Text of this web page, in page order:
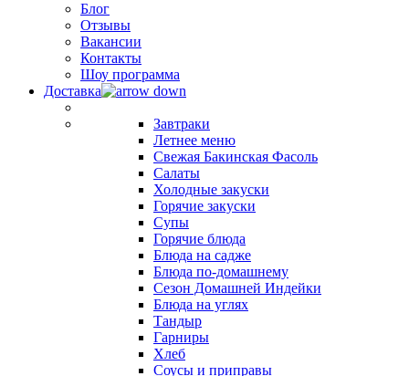
Блог
Отзывы
Вакансии
Контакты
Шоу программа
Доставка
Завтраки
Летнее меню
Свежая Бакинская Фасоль
Салаты
Холодные закуски
Горячие закуски
Супы
Горячие блюда
Блюда на садже
Блюда по-домашнему
Сезон Домашней Индейки
Блюда на углях
Тандыр
Гарниры
Хлеб
Соусы и приправы